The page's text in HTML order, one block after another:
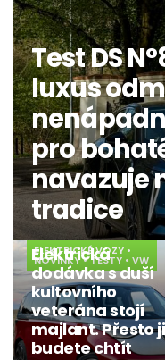
Test DS
luxus
pro
navazuje
tradice
ELEKTRICKÉ VOZY •
NOVINKY•TESTY • VW
Elektrická
dodávka s duší
kultovního
veterána stojí
majlant. Přesto ji
budete chtít